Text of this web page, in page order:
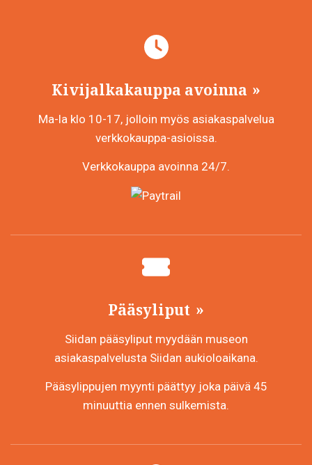
Kivijalkakauppa avoinna
Ma-la klo 10-17, jolloin myös asiakaspalvelua
verkkokauppa-asioissa.
Verkkokauppa avoinna 24/7.
Pääsyliput
Siidan pääsyliput myydään museon
asiakaspalvelusta Siidan aukioloaikana.
Pääsylippujen myynti päättyy joka päivä 45
minuuttia ennen sulkemista.